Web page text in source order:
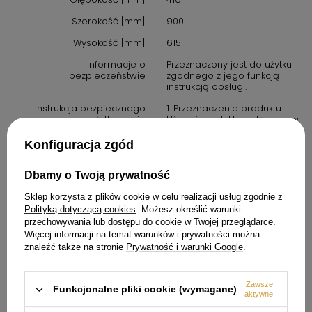
Szerokość [mm]
900
Wysokość [mm]
615
Informacje o
bezpieczeństwie
Przeznaczony jest do użytku
zgodnego z jego funkcją i
instrukcją obsługi.
Instrukcja bezpiecznego
użytkowania
1. Przeznaczenie produktu:
Używaj produktu wyłącznie w
2. Środki ostrożności: zawsze
przestrzegaj zasad
bezpieczeństwa określonych
w instrukcji obsługi. Produkt
nie jest zabawką. Należy
przechowywać go poza
zasięgiem dzieci, chyba że
elektrycznych: upewnij się, że
urządzenie jest podłączone
Konfiguracja zgód
Dbamy o Twoją prywatność
Sklep korzysta z plików cookie w celu realizacji usług zgodnie z
Polityką dotyczącą cookies. Możesz określić warunki
przechowywania lub dostępu do cookie w Twojej przeglądarce.
Więcej informacji na temat warunków i prywatności można
znaleźć także na stronie Prywatność i warunki Google.
Funkcjonalne pliki cookie (wymagane)
Zawsze
aktywne